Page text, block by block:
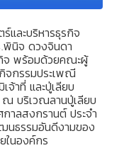
และบริหารธุรกิจ
พินิจ ดวงจินดา
จ พร้อมด้วยคณะผู้
จกรรมประเพณี
จ้าที่ และปู่เลียบ
บริเวณลานปู่เลียบ
กาลสงกรานต์ ประจำ
นธรรมอันดีงามของ
ในองค์กร